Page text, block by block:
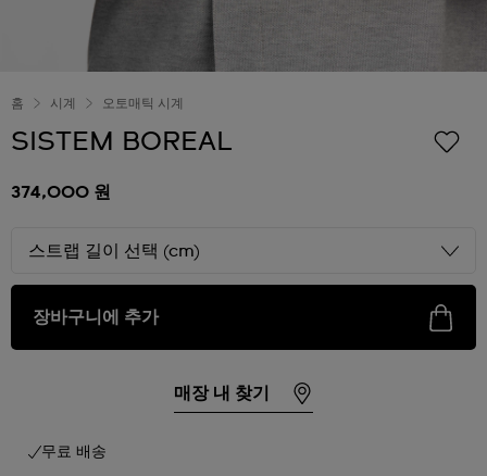
홈 시계 오토매틱 시계
SISTEM BOREAL
374,000 원
스트랩 길이 선택 (cm)
장바구니에 추가
매장 내 찾기
무료 배송